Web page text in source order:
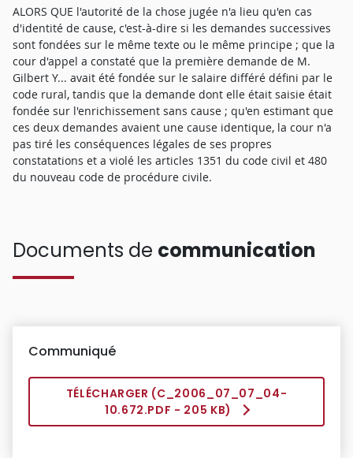
ALORS QUE l'autorité de la chose jugée n'a lieu qu'en cas
d'identité de cause, c'est-à-dire si les demandes successives
sont fondées sur le même texte ou le même principe ; que la
cour d'appel a constaté que la première demande de M.
Gilbert Y... avait été fondée sur le salaire différé défini par le
code rural, tandis que la demande dont elle était saisie était
fondée sur l'enrichissement sans cause ; qu'en estimant que
ces deux demandes avaient une cause identique, la cour n'a
pas tiré les conséquences légales de ses propres
constatations et a violé les articles 1351 du code civil et 480
du nouveau code de procédure civile.
Documents de communication
Communiqué
TÉLÉCHARGER (C_2006_07_07_04-
10.672.PDF - 205 KB)